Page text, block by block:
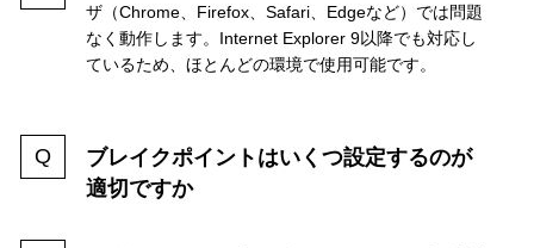
ザ（Chrome、Firefox、Safari、Edgeなど）では問題
なく動作します。Internet Explorer 9以降でも対応し
ているため、ほとんどの環境で使用可能です。
ブレイクポイントはいくつ設定するのが
適切ですか